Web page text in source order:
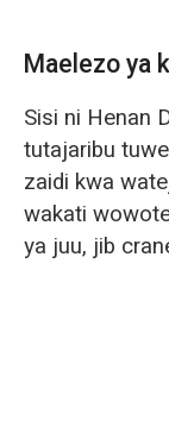
Maelezo ya
Sisi ni Henan
tutajaribu
zaidi kwa
wakati
ya juu, jib